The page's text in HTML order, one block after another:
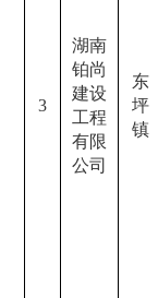
3
湖南
铂尚
建设
工程
有限
公司
东
坪
镇